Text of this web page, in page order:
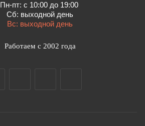
Пн-пт: с 10:00 до 19:00
Сб: выходной день
Вс: выходной день
Работаем с 2002 года